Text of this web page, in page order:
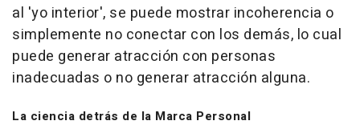
al 'yo interior', se puede mostrar incoherencia o
simplemente no conectar con los demás, lo cual
puede generar atracción con personas
inadecuadas o no generar atracción alguna.
La ciencia detrás de la Marca Personal